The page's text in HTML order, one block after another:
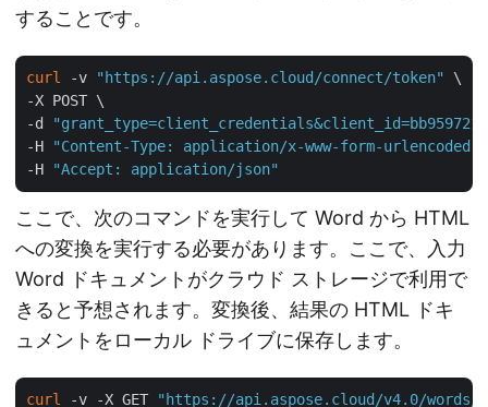
することです。
curl -v "https://api.aspose.cloud/connect/token"
\
-X POST \
-d
"grant_type=client_credentials&client_id=bb959721-
-H
"Content-Type: application/x-www-form-urlencoded"
-H
"Accept: application/json"
ここで、次のコマンドを実行して Word から HTML
への変換を実行する必要があります。ここで、入力
Word ドキュメントがクラウド ストレージで利用で
きると予想されます。変換後、結果の HTML ドキ
ュメントをローカル ドライブに保存します。
curl -v -X GET "https://api.aspose.cloud/v4.0/words/